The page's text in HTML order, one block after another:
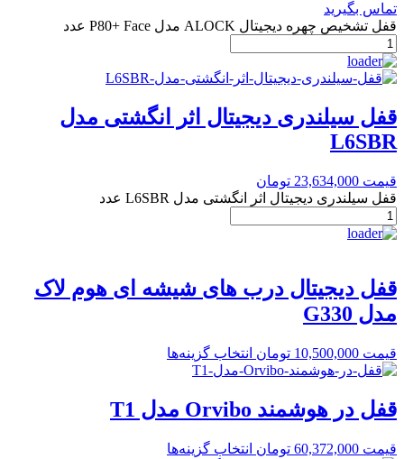
تماس بگیرید
قفل تشخیص چهره دیجیتال ALOCK مدل P80+ Face عدد
قفل سیلندری دیجیتال اثر انگشتی مدل
L6SBR
قیمت 23,634,000 تومان
قفل سیلندری دیجیتال اثر انگشتی مدل L6SBR عدد
قفل دیجیتال درب های شیشه ای هوم لاک
مدل G330
قیمت 10,500,000 تومان انتخاب گزینه‌ها
قفل در هوشمند Orvibo مدل T1
قیمت 60,372,000 تومان انتخاب گزینه‌ها